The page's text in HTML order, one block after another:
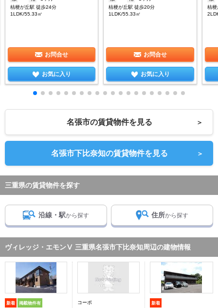
桔梗が丘駅 徒歩24分
1LDK/55.33㎡
お問合せ
お気に入り
桔梗が丘駅 徒歩20分
1LDK/55.33㎡
お問合せ
お気に入り
桔
名張市の賃貸物件を見る ＞
名張市下比奈知の賃貸物件を見る ＞
三重県の賃貸物件を探す
沿線・駅から探す 住所から探す
ヴィレッジ・エモンⅤ 三重県名張市下比奈知周辺の建物情報
新着 掲載物件有
コーポ
新着